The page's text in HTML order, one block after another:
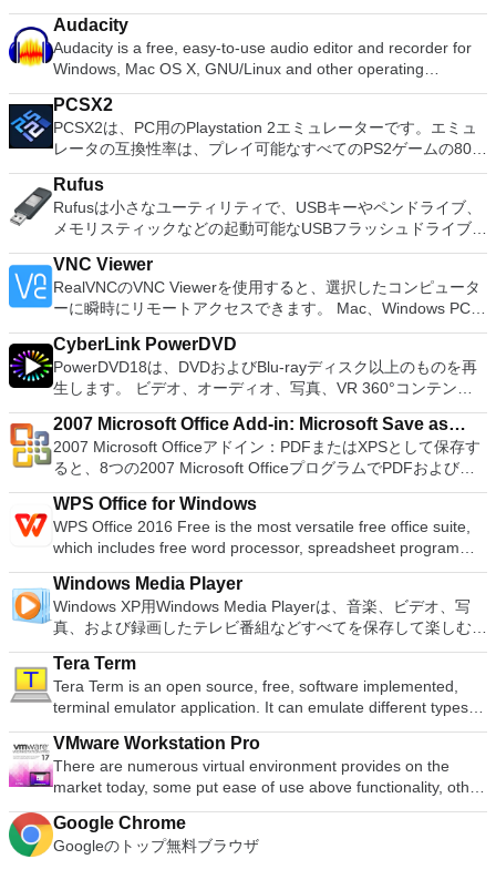
ーションおよびディスク管理ユーティリティです。パーティシ
ョンの拡張（特にシステムドライブ用）、ディスク領域の管
理、MBRおよびGUIDパーティションテーブル（GPT）ディス
クのディスク領域不足の問題の解決を可能にします。 パーテ
ィションのサイズ変更/移動システムドライブを拡張するディ
スクとパーティションをコピーパーティションをマージ分割パ
ーティション空き領域を再分配するダイナミックディスクの変
換パーティションを回復する
Audacity
Audacity is a free, easy-to-use audio editor and recorder for
Windows, Mac OS X, GNU/Linux and other operating
systems. You can use Audacity to: Record live audio. Convert
tapes and records into digital recordings or CDs. Edit Ogg
Vorbis, MP3, WAV or AIFF sound files. Cut, copy, splice or mix
sounds together. Change the speed or pitch of a recording.
Add new effects with LADSPA plug-ins. And more!
PCSX2
PCSX2は、PC用のPlaystation 2エミュレーターです。エミュ
レータの互換性率は、プレイ可能なすべてのPS2ゲームの80％
以上を誇っています。かなり強力なコンピューターを所有して
いる場合、PCSX2は優れたエミュレーターです。また、この
アプリケーションはローエンドコンピューターのサポートも提
供するため、Playstation 2コンソールのすべての所有者は、
PCで動作するゲームを見ることができます。 PCSX2エミュレ
ーターを使用すると、PS2コントローラーを使用して、本物の
プレイステーション体験をシミュレートできます。このアプリ
ケーションでは、ディスクからゲームを直接実行することも、
ハードドライブからISOイメージとして実行することもできま
す。 主な機能は次のとおりです。 Savestates：ボタンを1つ
押すだけで、ゲームの現在の「状態」を保存できます。 無制
限のメモリーカード：好きなだけメモリーカードを保存でき、
8MBから64MBまでの単一の物理カードに制限されなくなりま
した。 高解像度グラフィックス：PCSX2を使用すると、
1080pまたは4K HDでゲームをプレイできます。 全体とし
ゲームを高い精度でエミュレートでき、Windowsとエミュレ
ーターを切り替えることができます。欠点は、高速ゲームに苦
労し、時々フリーズまたはクラッシュすることです。* PCSX2
を使用するには、コンソールから抽出できるPlaystation 2
BIOSが必要です。
Rufus
Rufusは小さなユーティリティで、USBキーやペンドライブ、
メモリスティックなどの起動可能なUSBフラッシュドライブを
フォーマットおよび作成できます。 Rufusは、次のシナリオで
役立ちます。 Windows、Linux、およびUEFI用の起動可能な
ISOからUSBインストールメディアを作成する必要がある場
合。 OSがインストールされていないシステムで作業する必要
がある場合。 BIOSまたはその他のファームウェアをDOSから
フラッシュする必要がある場合。 低レベルのユーティリティ
を実行する必要がある場合。 Rufusは次の* ISOで動作しま
す：Arch Linux、Archbang、BartPE / pebuilder、CentOS、
Damn Small Linux、Fedora、FreeDOS、Gentoo、
gNewSense、Hiren&#39;s Boot CD、LiveXP、Knoppix、
Kubuntu、Linux Mint、NT Password Registry Editor、
OpenSUSE、Parted Magic、Slackware、Tails、Trinity
Rescue Kit、Ubuntu、Ultimate Boot CD、Windows XP（SP2
以降）、Windows Server 2003 R2、Windows Vista、
Windows 7、Windows 8。 *このリストは完全ではありませ
ア語、マレーシア語、セシュティナ、ダンスク、ドイツ語、英
語、スペイン語、フランス語、フルバツキー、イタリア語、ラ
トヴィエシュ、リエトゥビウ、マジャール、オランダ、ノルス
ク、ポルスキ、ポルトガル、ポルトガル、スロヴェンスキー、
スロベンツキー、スロヴェンスキーSrpski、Suomi、
Svenska、Türkçe。
VNC Viewer
RealVNCのVNC Viewerを使用すると、選択したコンピュータ
ーに瞬時にリモートアクセスできます。 Mac、Windows PC、
またはLinuxマシン、世界中のどこからでも。 VNC Viewerを
使用すると、コンピューターのデスクトップを表示したり、コ
ンピューターの前に直接座っているかのようにマウスとキーボ
ードを制御したりできます。 VNC Viewerは、インストールと
使用が簡単です。制御したいデバイスでインストーラーを実行
し、指示に従ってください。オプションで、Windowsでのリ
モート展開に使用可能なMSIがあります。デスクトッププラッ
トフォームにVNC Viewerをインストールする権限がない場合
は、スタンドアロンオプションを選択する必要があります。
主な機能は次のとおりです。 クラウドサービスを介してVNC
Connectを実行しているコンピューターに接続します。 Apple
Screen Sharing（ARD）などのサードパーティ製のVNC互換
ソフトウェアを実行しているコンピューターに直接接続しま
す。 各デバイスでVNC Viewerにサインインして、すべてのデ
バイス間の接続をバックアップおよび同期します。 仮想キー
の高度なキーが含まれています。 Bluetoothキーボードのサポ
ート。 VNC Connectサブスクリプションには、無料、有料、
試用の3つのバージョンがあります。 制御する必要のあるマシ
ンごとに、RealVNCのWebサイトにアクセスして、各コンピ
ューターにVNC Connectをダウンロードするだけです。次
に、RealVNCアカウントの資格情報を使用して、ローカルマ
シンでVNC Viewerにサインインします。そこから、コンピュ
ーターを確認して接続できます。 VNC Connectを使用する
と、セッションはエンドツーエンドで暗号化されます。アプリ
はすぐに各コンピューターをパスワードで保護します。コンピ
CyberLink PowerDVD
PowerDVD18は、DVDおよびBlu-rayディスク以上のものを再
生します。 ビデオ、オーディオ、写真、VR 360°コンテン
ツ、さらにはYouTubeやVimeoにとっても、PowerDVD18は重
要なエンターテイメントの仲間です。 Ultra HD HDR TVとサ
ラウンドサウンドシステムの可能性を解き放ち、360°ビデオ
の増え続けるコレクションへのアクセスで仮想世界に没頭する
か、PCまたはラップトップでの比類のない再生サポートと独
自の強化により、どこにいても簡単にリラックスできます。
新機能は次のとおりです。 4K DHR向けに最適化 Ultra HD
Blu-ray、4K、HEVC / H.265およびHDR10コンテンツをサポー
ト全画面モードで21：9モニターで2.35：1の映画を見る常時
オンのミニビューでYouTubeライブを見る YouTubeおよび
Vimeoで4K HDRおよび360ビデオを再生 VRエクスペリエンス
の向上：Microsoft Mixed Realityヘッドセット、HTC、VIVE、
およびOculus Riftをサポート Fire TVとキャストのサポート
注：これは商用トライアルです。
2007 Microsoft Office Add-in: Microsoft Save as
PDF or XPS
2007 Microsoft Officeアドイン：PDFまたはXPSとして保存す
ると、8つの2007 Microsoft OfficeプログラムでPDFおよび
XPS形式にエクスポートして保存できます。このツールを使用
すると、これらのプログラムのサブセットでPDF形式および
XPS形式の電子メール添付ファイルとして送信することもでき
ます（特定の機能はプログラムによって異なります）。 この
ダウンロードは、次のOfficeプログラムで動作します。
Microsoft Office Access 2007。 Microsoft Office Excel 2007。
Microsoft Office InfoPath 2007。 Microsoft Office OneNote
2007。 Microsoft Office PowerPoint 2007。 Microsoft Office
Publisher 2007。 Microsoft Office Visio 2007。 Microsoft
Office Word 2007。 2007 Microsoft Officeプログラムのこの
Microsoft Save as PDFまたはXPSアドインは、2007 Microsoft
Office systemソフトウェアの補足条項であり、2007 Microsoft
Office systemソフトウェアのライセンス条項の対象となりま
す。 システム要件：サポートされているオペレーティングシ
ステム。 Windows Server 2003、Windows Vista、Windows
WPS Office for Windows
WPS Office 2016 Free is the most versatile free office suite,
which includes free word processor, spreadsheet program
and presentation maker. With these three programs you will
easily be able to deal with any office related tasks. WPS
Office 2016 Free has multiple language support for English,
French, German, Spanish, Portuguese,Russian and Polish
languages. To switch between languages requires only a
single click! Despite being a free suite, WPS Office comes
with many innovative features, such as the paragraph
adjustment tool and multiple tabbed feature. It also has a PDF
converter, spell check and word count feature. WPS Office
2016 Personal Edition supports switching language UI,File
Roaming and Docer online templates. Key features include:
Writer Efficient word processor. Presentation Multimedia
presentations creator. Spreadsheets Powerful tool for data
processing and analysis. 100% compatible with MS Office
Windows Media Player
Windows XP用Windows Media Playerは、音楽、ビデオ、写
真、および録画したテレビ番組などすべてを保存して楽しむ最
適な機能を搭載しています。 再生、表示、外出先で楽しむた
めのポータブル デバイスとの同期、さらには家中のデバイス
との共有も、すべて1か所で行えます。 シンプルなデザイン -
まったく新しい外観でデジタル エンターテイメントを楽しめ
ます。 大好きな音楽をより多く - デジタル音楽体験がさらに
楽しくなります。 エンターテイメントをすべて1つの場所に -
音楽、ビデオ、写真、録画したテレビ番組をすべて保存して楽
しめます。 どこでも楽しめる - どこにいても音楽、ビデオ、
写真にアクセスできます。
Tera Term
Tera Term is an open source, free, software implemented,
terminal emulator application. It can emulate different types of
computer terminals, from DEC VT100 to DEC VT382, and it
supports telnet, SSH 1 & 2 and serial port connections. It also
has a built-in macro scripting language and some other useful
plugins. Key features include: Automatically creates logs with
unique log names. Supports SSH, standard telnet and serial
ports. Supports dec/digital/vt terminal standards. Tera Term is
a useful application, which allows the connection to any
VMware Workstation Pro
There are numerous virtual environment provides on the
market today, some put ease of use above functionality, other
place integration above stability. VMware Workstation Pro is
the easiest to use, the fastest and the most reliable app when
it comes to evaluating a new OS, or new software apps and
Google Chrome
Googleのトップ無料ブラウザ